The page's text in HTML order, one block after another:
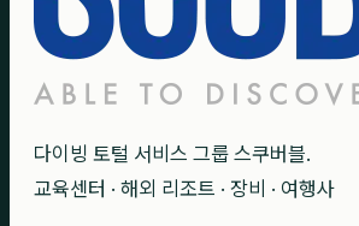
다이빙 토털 서비스 그룹 스쿠버블.
교육센터 · 해외 리조트 · 장비 · 여행사